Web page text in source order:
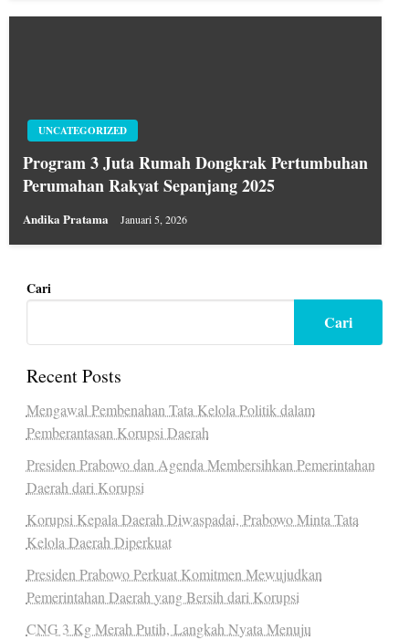
UNCATEGORIZED
Program 3 Juta Rumah Dongkrak Pertumbuhan
Perumahan Rakyat Sepanjang 2025
Andika Pratama Januari 5, 2026
Cari
Cari
Recent Posts
Mengawal Pembenahan Tata Kelola Politik dalam
Pemberantasan Korupsi Daerah
Presiden Prabowo dan Agenda Membersihkan Pemerintahan
Daerah dari Korupsi
Korupsi Kepala Daerah Diwaspadai, Prabowo Minta Tata
Kelola Daerah Diperkuat
Presiden Prabowo Perkuat Komitmen Mewujudkan
Pemerintahan Daerah yang Bersih dari Korupsi
CNG 3 Kg Merah Putih, Langkah Nyata Menuju